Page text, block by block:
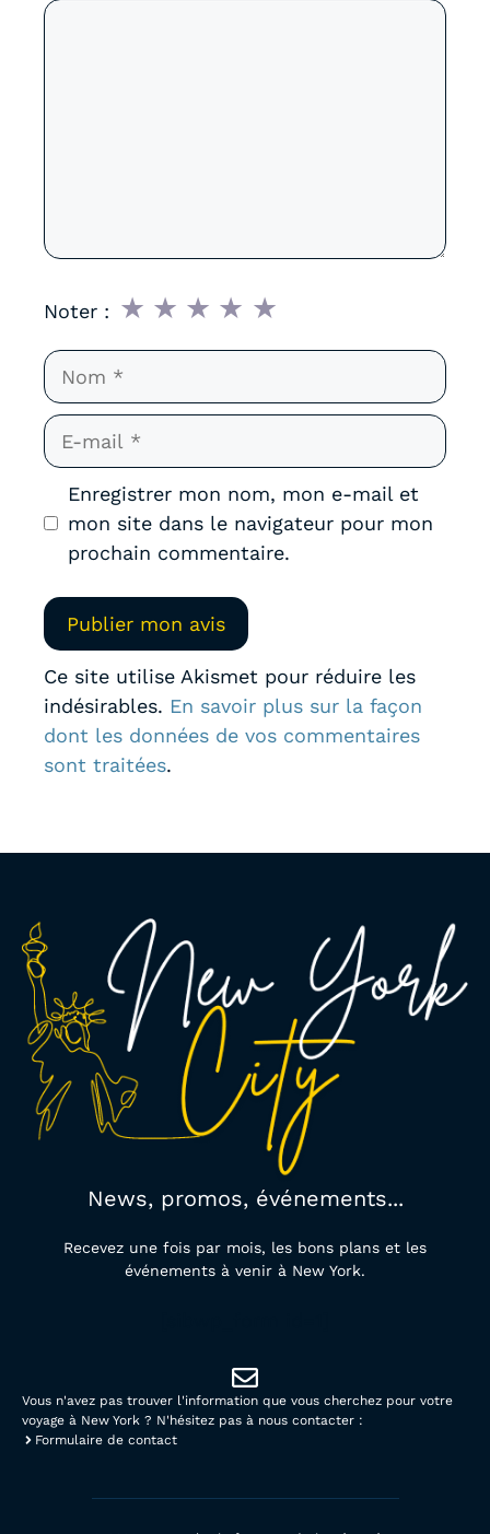
Commentaire
Noter : ★
★
★
★
★
Nom
E-
mail
Enregistrer mon nom, mon e-mail et
mon site dans le navigateur pour mon
prochain commentaire.
Ce site utilise Akismet pour réduire les
indésirables. En savoir plus sur la façon
dont les données de vos commentaires
sont traitées.
News, promos, événements...
Recevez une fois par mois, les bons plans et les
événements à venir à New York.
Vous n'avez pas trouver l'information que vous cherchez pour votre
voyage à New York ? N'hésitez pas à nous contacter :
Formulaire de contact